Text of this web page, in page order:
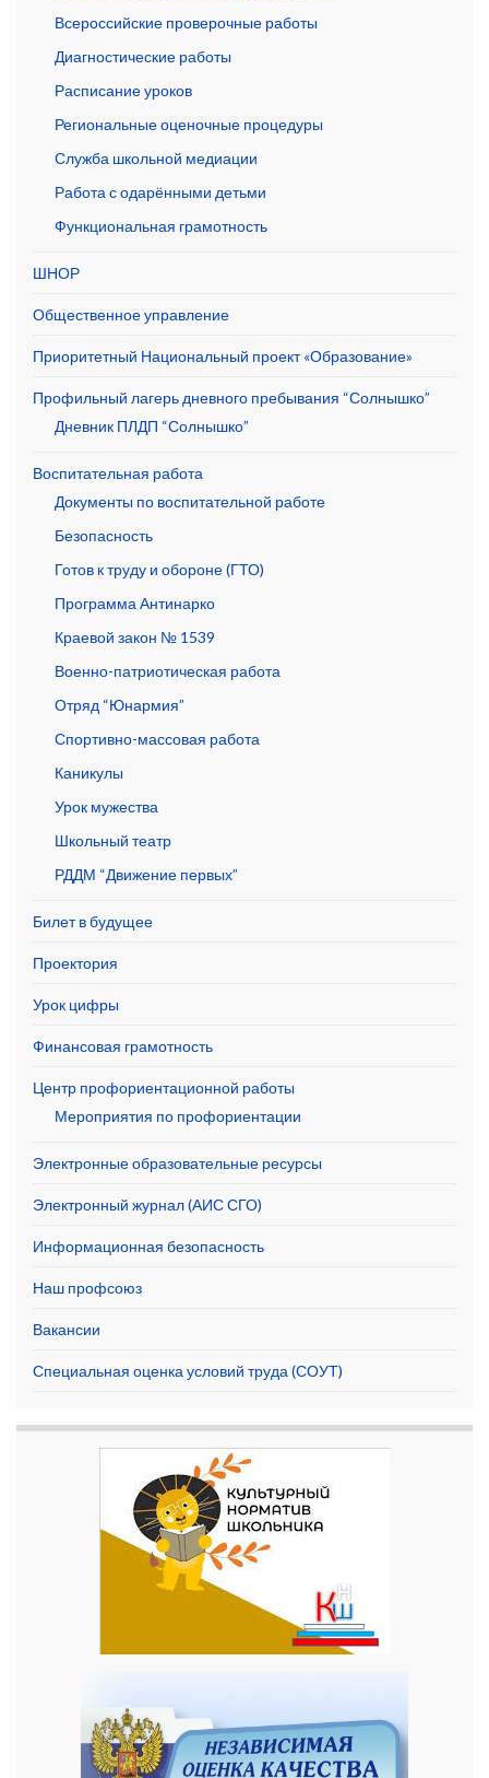
Всероссийские проверочные работы
Диагностические работы
Расписание уроков
Региональные оценочные процедуры
Служба школьной медиации
Работа с одарёнными детьми
Функциональная грамотность
ШНОР
Общественное управление
Приоритетный Национальный проект «Образование»
Профильный лагерь дневного пребывания “Солнышко”
Дневник ПЛДП “Солнышко”
Воспитательная работа
Документы по воспитательной работе
Безопасность
Готов к труду и обороне (ГТО)
Программа Антинарко
Краевой закон № 1539
Военно-патриотическая работа
Отряд “Юнармия”
Спортивно-массовая работа
Каникулы
Урок мужества
Школьный театр
РДДМ “Движение первых”
Билет в будущее
Проектория
Урок цифры
Финансовая грамотность
Центр профориентационной работы
Мероприятия по профориентации
Электронные образовательные ресурсы
Электронный журнал (АИС СГО)
Информационная безопасность
Наш профсоюз
Вакансии
Специальная оценка условий труда (СОУТ)